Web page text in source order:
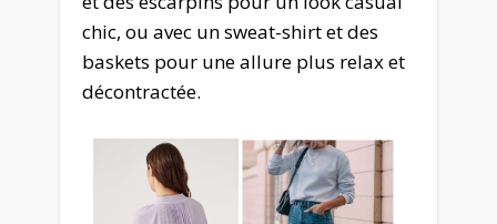
chic, ou avec un sweat-shirt et des
baskets pour une allure plus relax et
décontractée.